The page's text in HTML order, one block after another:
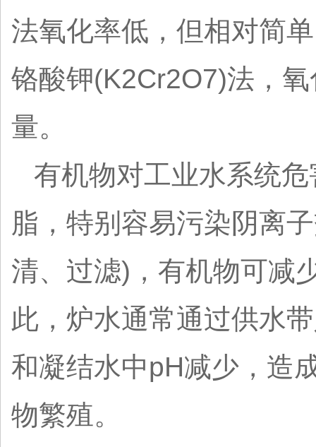
法氧化率低，但相对简
铬酸钾(K2Cr2O7)法，
量。
有机物对工业水系统
脂，特别容易污染阴离
清、过滤)，有机物可减
此，炉水通常通过供水
和凝结水中pH减少，造
物繁殖。